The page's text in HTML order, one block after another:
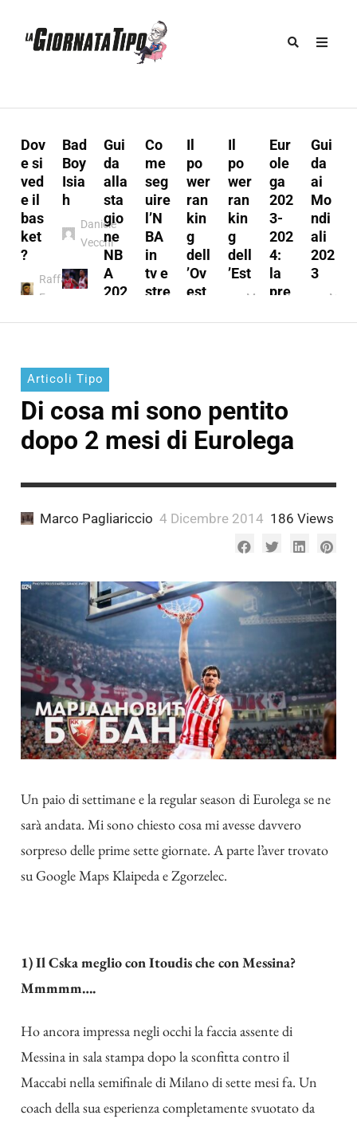
Dov
e si
ved
e il
bas
ket
?
Raffaele
Ferraro
Bad
Boy
Isia
h
Daniele
Vecchi
Gui
da
alla
sta
gio
ne
NB
A
202
024
Co
me
seg
uire
l’N
BA
in
tv e
stre
ng
Il
po
wer
ran
kin
g
dell
’Ov
est
Il
po
wer
ran
kin
g
dell
’Est
Marco
Eur
ole
ga
202
3-
202
4:
la
pre
w
Gui
da
ai
Mo
ndi
ali
202
3
l
Articoli Tipo
Di cosa mi sono pentito
dopo 2 mesi di Eurolega
Marco Pagliariccio 4 Dicembre 2014 186 Views
Un paio di settimane e la regular season di Eurolega se ne
sarà andata. Mi sono chiesto cosa mi avesse davvero
sorpreso delle prime sette giornate. A parte l’aver trovato
su Google Maps Klaipeda e Zgorzelec.
1) Il Cska meglio con Itoudis che con Messina?
Mmmmm….
Ho ancora impressa negli occhi la faccia assente di
Messina in sala stampa dopo la sconfitta contro il
Maccabi nella semifinale di Milano di sette mesi fa. Un
coach della sua esperienza completamente svuotato da